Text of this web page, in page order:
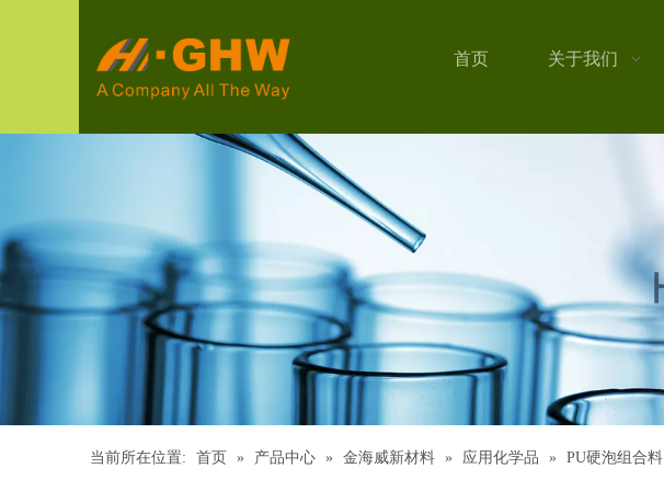
首页 关于我们
当前所在位置: 首页 » 产品中心 » 金海威新材料 » 应用化学品 » PU硬泡组合料